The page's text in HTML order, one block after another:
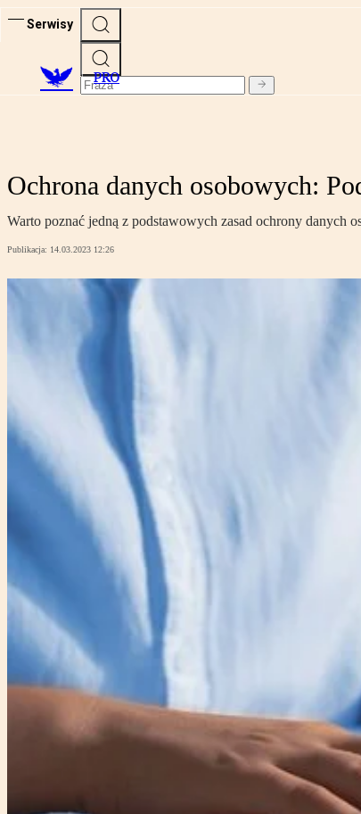
Serwisy
PRO
Ochrona danych osobowych:
Warto poznać jedną z podstawowych zasad ochrony danych
Publikacja: 14.03.2023 12:26